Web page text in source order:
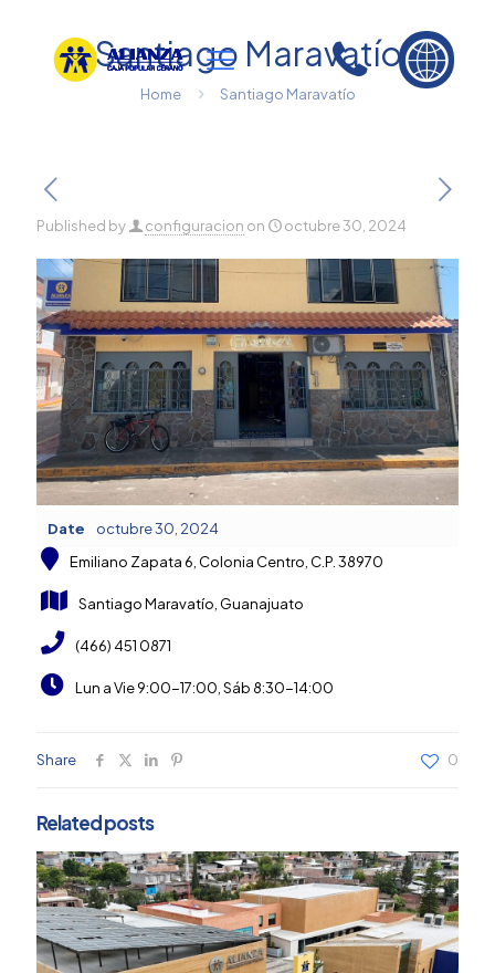
Santiago Maravatío
Home Santiago Maravatío
Published by configuracion on octubre 30, 2024
Date
octubre 30, 2024
Emiliano Zapata 6, Colonia Centro, C.P. 38970
Santiago Maravatío, Guanajuato
(466) 451 0871
Lun a Vie 9:00-17:00, Sáb 8:30-14:00
Share 0
Related posts